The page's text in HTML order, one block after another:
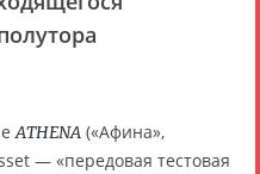
ATHENA («Афина»,
— «передовая тестовая